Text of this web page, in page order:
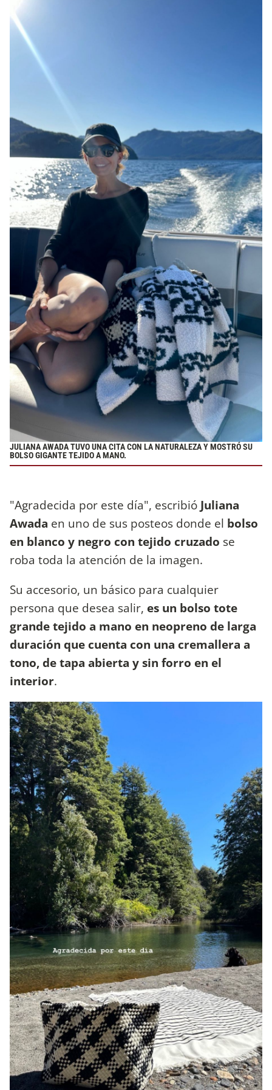
JULIANA AWADA TUVO UNA CITA CON LA NATURALEZA Y MOSTRÓ SU
BOLSO GIGANTE TEJIDO A MANO.
"Agradecida por este día", escribió Juliana
Awada en uno de sus posteos donde el bolso
en blanco y negro con tejido cruzado se
roba toda la atención de la imagen.
Su accesorio, un básico para cualquier
persona que desea salir, es un bolso tote
grande tejido a mano en neopreno de larga
duración que cuenta con una cremallera a
tono, de tapa abierta y sin forro en el
interior.